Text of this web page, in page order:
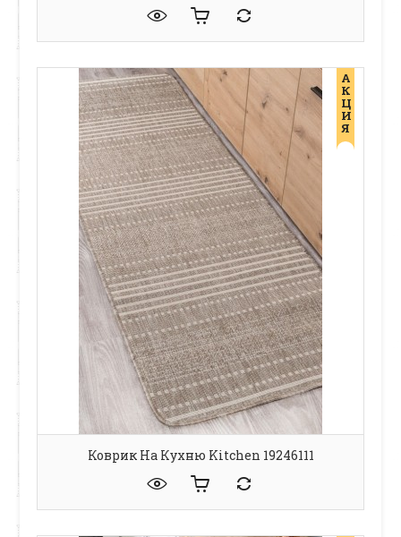
А
К
Ц
И
Я
Коврик На Кухню Kitchen 19246111